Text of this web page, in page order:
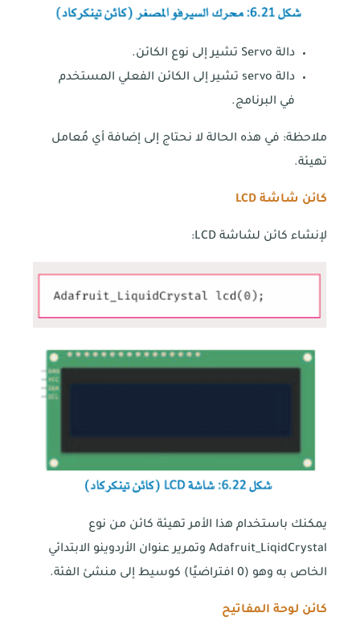
دالة Servo تشير إلى نوع الكائن.
دالة servo تشير إلى الكائن الفعلي المستخدم
في البرنامج.
ملاحظة: في هذه الحالة لا نحتاج إلى إضافة أي مُعامل
تهيئة.
كائن شاشةLCD
لإنشاء كائن لشاشة LCD:
يمكنك باستخدام هذا الأمر تهيئة كائن من نوع
Adafruit_LiqidCrystal وتمرير عنوان الأردوينو الابتدائي
الخاص به وهو (0 افتراضيًا) كوسيط إلى منشئ الفئة.
كائن لوحة المفاتيح